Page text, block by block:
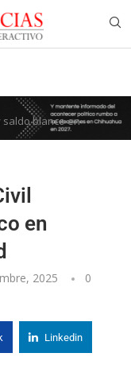
saldo blanco en
en
2025
0
Linkedin